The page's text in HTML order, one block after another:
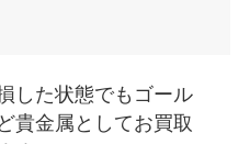
した状態でもゴール
貴金属としてお買取